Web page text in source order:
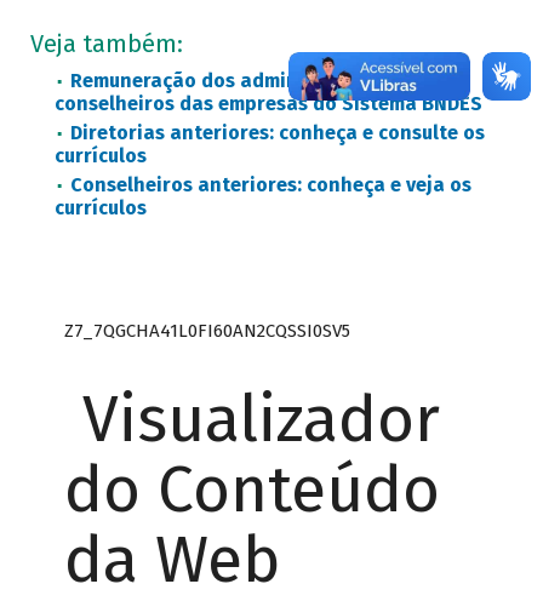
Veja também:
Remuneração dos administradores e
conselheiros das empresas do Sistema BNDES
Diretorias anteriores: conheça e consulte os
currículos
Conselheiros anteriores: conheça e veja os
currículos
Z7_7QGCHA41L0FI60AN2CQSSI0SV5
Visualizador
do Conteúdo
da Web